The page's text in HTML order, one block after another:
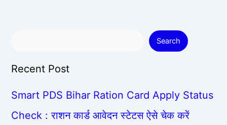
Search
Recent Post
Smart PDS Bihar Ration Card Apply Status
Check : राशन कार्ड आवेदन स्टेटस ऐसे चेक करें